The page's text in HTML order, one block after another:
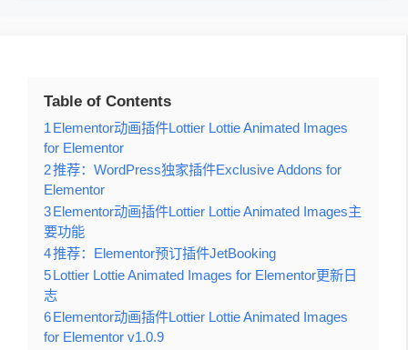
Table of Contents
1 Elementor动画插件Lottier Lottie Animated Images
for Elementor
2推荐：WordPress独家插件Exclusive Addons for
Elementor
3 Elementor动画插件Lottier Lottie Animated Images主
要功能
4推荐：Elementor预订插件JetBooking
5 Lottier Lottie Animated Images for Elementor更新日
志
6 Elementor动画插件Lottier Lottie Animated Images
for Elementor v1.0.9